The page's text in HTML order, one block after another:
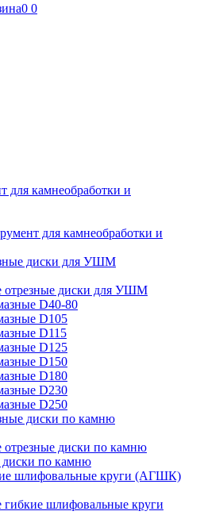
0 0
для камнеобработки и
для камнеобработки и
диски для УШМ
отрезные диски для УШМ
D40-80
D105
D115
D125
D150
D180
D230
D250
диски по камню
отрезные диски по камню
диски по камню
шлифовальные круги (АГШК)
шлифовальные круги